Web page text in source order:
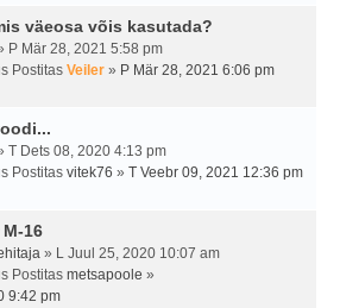
väeosa võis kasutada?
P Mär 28, 2021 5:58 pm
Postitas Veiler » P Mär 28, 2021 6:06 pm
T Dets 08, 2020 4:13 pm
Postitas vitek76 » T Veebr 09, 2021 12:36 pm
16
» L Juul 25, 2020 10:07 am
Postitas metsapoole »
9:42 pm